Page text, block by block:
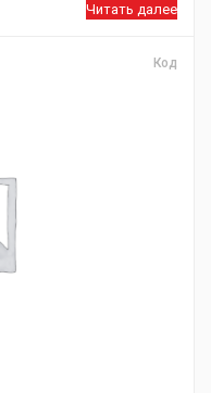
Читать далее
Код